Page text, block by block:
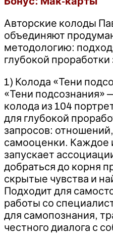
Авторские колоды
объединяют
методологию:
глубокой проработки
1) Колода «Тени
«Тени подсознания»
колода из 104
для глубокой
запросов:
самооценки. Каждое
запускает
добраться до корня
скрытые чувства и
Подходит для
работы со
для самопознания,
честного диалога с